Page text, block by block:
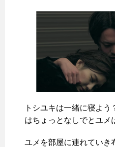
トシユキは一緒に寝よ
はちょっとなしでとユメ
ユメを部屋に連れていき